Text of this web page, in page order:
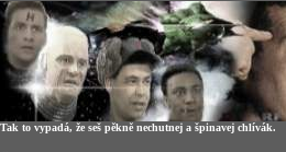
Tak to vypadá, že seš pěkně nechutnej a špinavej chlívák.